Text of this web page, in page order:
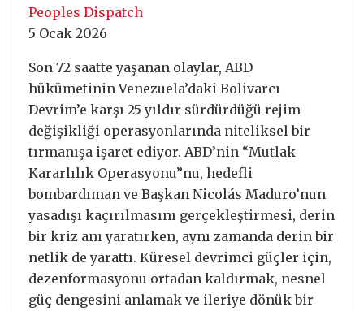
Peoples Dispatch
5 Ocak 2026
Son 72 saatte yaşanan olaylar, ABD
hükümetinin Venezuela’daki Bolivarcı
Devrim’e karşı 25 yıldır sürdürdüğü rejim
değişikliği operasyonlarında niteliksel bir
tırmanışa işaret ediyor. ABD’nin “Mutlak
Kararlılık Operasyonu”nu, hedefli
bombardıman ve Başkan Nicolás Maduro’nun
yasadışı kaçırılmasını gerçekleştirmesi, derin
bir kriz anı yaratırken, aynı zamanda derin bir
netlik de yarattı. Küresel devrimci güçler için,
dezenformasyonu ortadan kaldırmak, nesnel
güç dengesini anlamak ve ileriye dönük bir